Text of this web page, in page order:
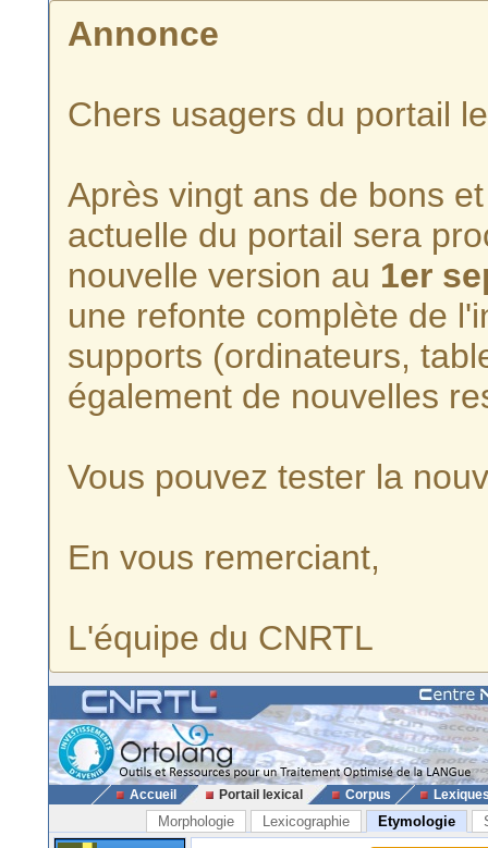
Annonce
Chers usagers du portail
Après vingt ans de bons
actuelle du portail sera
nouvelle version au 1er
une refonte complète de
supports (ordinateurs,
également de nouvelles
Vous pouvez tester la
En vous remerciant,
L'équipe du CNRTL
Accueil Portail lexical Corpus
Morphologie Lexicographie Etymologie